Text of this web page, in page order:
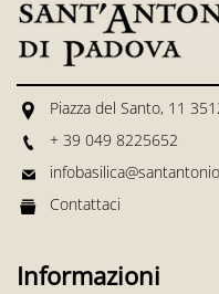
Piazza del Santo, 11
+ 39 049 8225652
Contattaci
Informazioni